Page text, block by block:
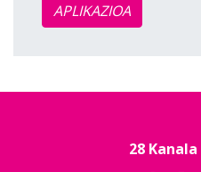
APLIKAZIOA
28